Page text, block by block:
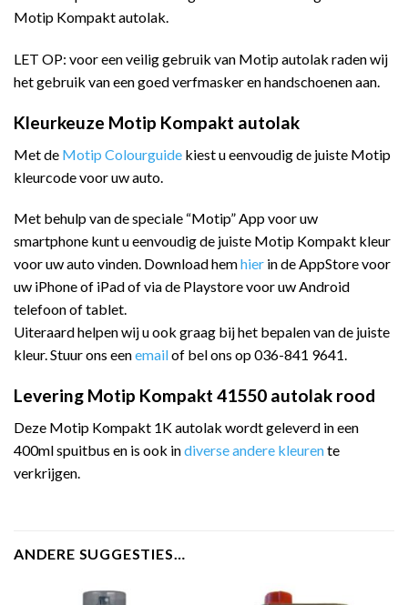
Motip Kompakt autolak.
LET OP: voor een veilig gebruik van Motip autolak raden wij
het gebruik van een goed verfmasker en handschoenen aan.
Kleurkeuze Motip Kompakt autolak
Met de Motip Colourguide kiest u eenvoudig de juiste Motip
kleurcode voor uw auto.
Met behulp van de speciale “Motip” App voor uw
smartphone kunt u eenvoudig de juiste Motip Kompakt kleur
voor uw auto vinden. Download hemhier in de AppStore voor
uw iPhone of iPad of via de Playstore voor uw Android
telefoon of tablet.
Uiteraard helpen wij u ook graag bij het bepalen van de juiste
kleur. Stuur ons eenemailof bel ons op 036-841 9641.
Levering Motip Kompakt 41550 autolak rood
Deze Motip Kompakt 1K autolak wordt geleverd in een
400ml spuitbus en is ook indiverse andere kleurente
verkrijgen.
ANDERE SUGGESTIES…